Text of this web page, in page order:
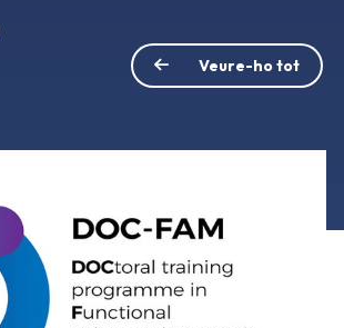
Veure-ho tot